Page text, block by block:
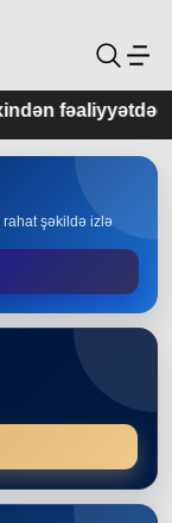
rahat şəkildə izlə